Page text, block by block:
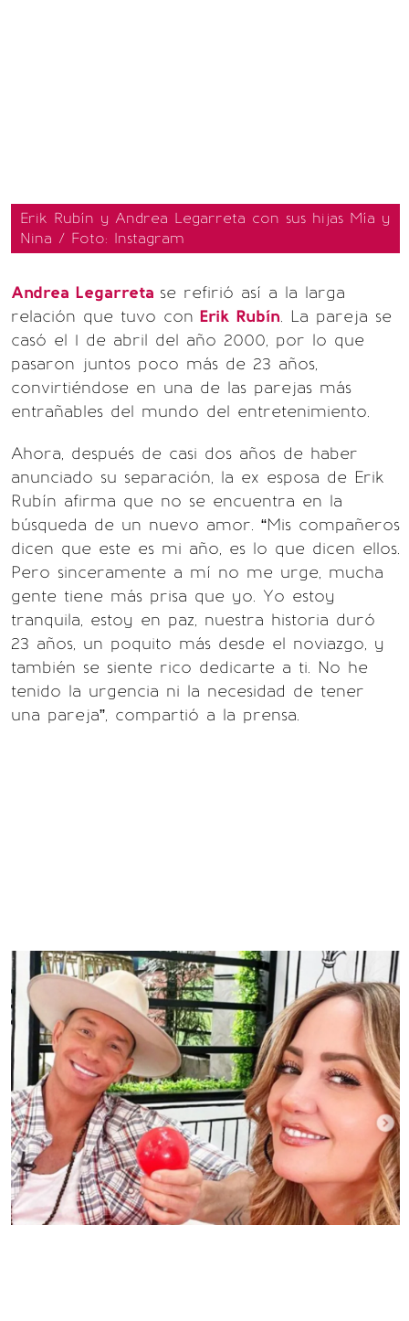
Erik Rubín y Andrea Legarreta con sus hijas Mía y
Nina / Foto: Instagram
Andrea Legarreta se refirió así a la larga
relación que tuvo con Erik Rubín. La pareja se
casó el 1 de abril del año 2000, por lo que
pasaron juntos poco más de 23 años,
convirtiéndose en una de las parejas más
entrañables del mundo del entretenimiento.
Ahora, después de casi dos años de haber
anunciado su separación, la ex esposa de Erik
Rubín afirma que no se encuentra en la
búsqueda de un nuevo amor. “Mis compañeros
dicen que este es mi año, es lo que dicen ellos.
Pero sinceramente a mí no me urge, mucha
gente tiene más prisa que yo. Yo estoy
tranquila, estoy en paz, nuestra historia duró
23 años, un poquito más desde el noviazgo, y
también se siente rico dedicarte a ti. No he
tenido la urgencia ni la necesidad de tener
una pareja”, compartió a la prensa.